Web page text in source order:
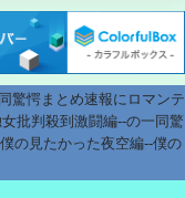
驚愕まとめ速報にロマンテ
批判殺到激闘編--の一同驚
の見たかった夜空編--僕の